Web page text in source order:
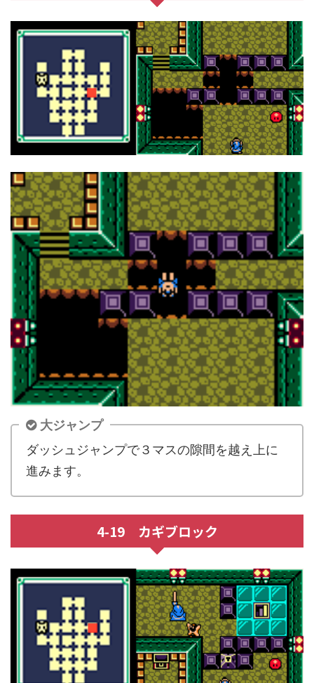
大ジャンプ
ダッシュジャンプで３マスの隙間を越え上に
進みます。
4-19 カギブロック